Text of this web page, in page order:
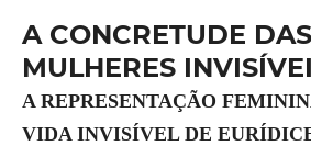
A CONCRETUDE DAS
MULHERES
A REPRESENTAÇÃO
VIDA INVISÍVEL DE